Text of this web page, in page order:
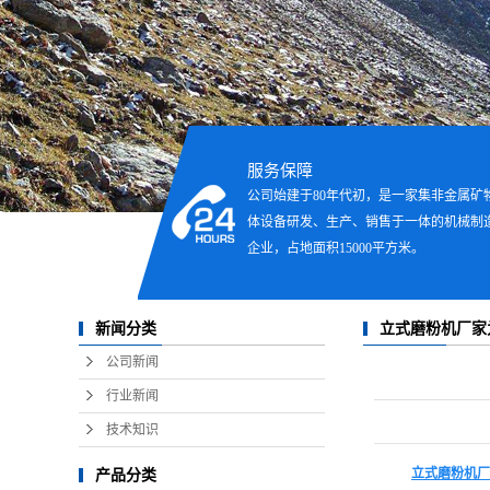
服务保障
公司始建于80年代初，是一家集非金属矿
体设备研发、生产、销售于一体的机械制
企业，占地面积15000平方米。
新闻分类
公司新闻
行业新闻
技术知识
产品分类
立式磨粉机厂
立式磨粉机